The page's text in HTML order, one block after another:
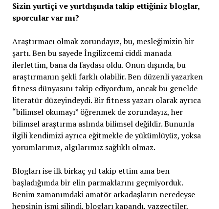
Sizin yurtiçi ve yurtdışında takip ettiğiniz bloglar,
sporcular var mı?
Araştırmacı olmak zorundayız, bu, mesleğimizin bir
şartı. Ben bu sayede İngilizcemi ciddi manada
ilerlettim, bana da faydası oldu. Onun dışında, bu
araştırmanın şekli farklı olabilir. Ben düzenli yazarken
fitness dünyasını takip ediyordum, ancak bu genelde
literatür düzeyindeydi. Bir fitness yazarı olarak ayrıca
“bilimsel okumayı” öğrenmek de zorundayız, her
bilimsel araştırma aslında bilimsel değildir. Bununla
ilgili kendimizi ayrıca eğitmekle de yükümlüyüz, yoksa
yorumlarımız, algılarımız sağlıklı olmaz.
Blogları ise ilk birkaç yıl takip ettim ama ben
başladığımda bir elin parmaklarını geçmiyorduk.
Benim zamanımdaki amatör arkadaşların neredeyse
hepsinin ismi silindi, blogları kapandı, vazgeçtiler,